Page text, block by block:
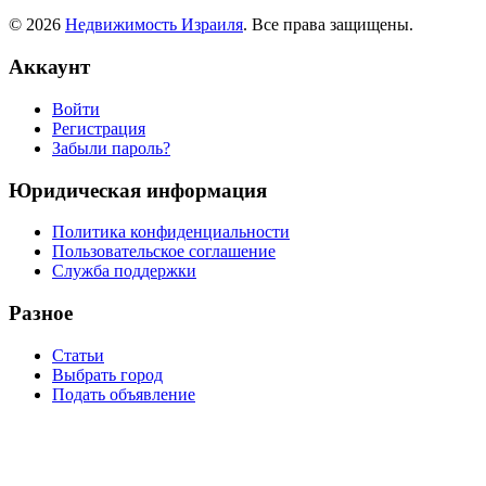
© 2026 Недвижимость Израиля. Все права защищены.
Аккаунт
Войти
Регистрация
Забыли пароль?
Юридическая информация
Политика конфиденциальности
Пользовательское соглашение
Служба поддержки
Разное
Статьи
Выбрать город
Подать объявление